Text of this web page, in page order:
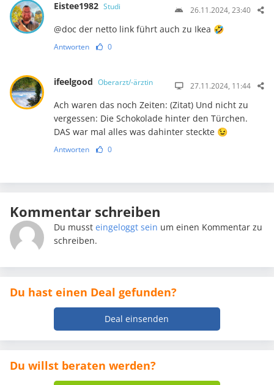
Eistee1982 Studi 26.11.2024, 23:40
@doc der netto link führt auch zu Ikea 🤣
Antworten 0
ifeelgood Oberarzt/-ärztin 27.11.2024, 11:44
Ach waren das noch Zeiten: (Zitat) Und nicht zu
vergessen: Die Schokolade hinter den Türchen.
DAS war mal alles was dahinter steckte 😉
Antworten 0
Kommentar schreiben
Du musst eingeloggt sein um einen Kommentar zu
schreiben.
Du hast einen Deal gefunden?
Deal einsenden
Du willst beraten werden?